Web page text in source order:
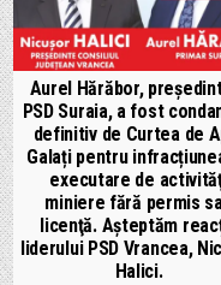
Aurel Hărăbor,
PSD Suraia, a fost
definitiv de Curtea de
Galați pentru
executare de
miniere fără permis
licenţă. Așteptăm
liderului PSD Vrancea,
Halici.